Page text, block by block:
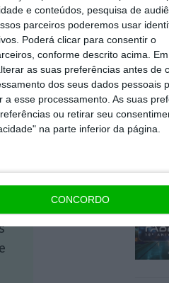
e conteúdos, pesquisa de
parceiros poderemos usar
Poderá clicar para consentir o
conforme descrito acima. Em
as suas preferências antes de
dos seus dados pessoais
esse processamento. As suas
ou retirar seu
na parte inferior da página.
CONCORDO
https://eco.sapo.pt/2020/11/30/moderna-dispara-mais-de-15-mas-wall-street-desce/ Copiar